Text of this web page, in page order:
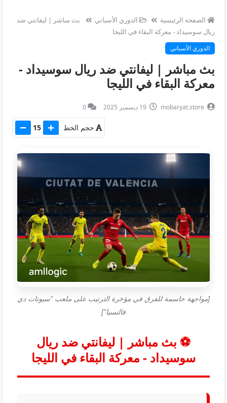
الصفحة الرئيسية الدوري الأسباني
بث مباشر | ليفانتي ضد
ريال سوسيداد - معركة البقاء في الليجا
الدوري الأسباني
بث مباشر | ليفانتي ضد ريال سوسيداد -
معركة البقاء في الليجا
mobaryat.store
0
حجم الخط 15
[مواجهة حاسمة للفرق في مؤخرة الترتيب على ملعب "سيوتات دي
فالنسيا"]
⚽ بث مباشر | ليفانتي ضد ريال
سوسيداد - معركة البقاء في الليجا